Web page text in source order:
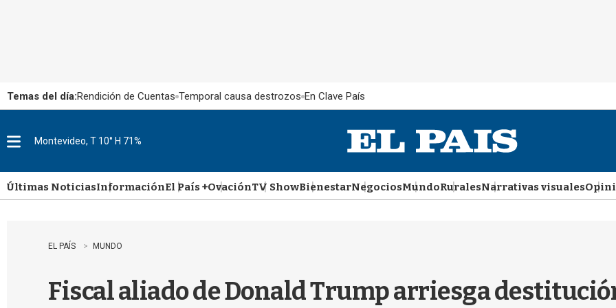
Temas del día:Rendición de Cuentas Temporal causa destrozos En Clave País
u
Montevideo, T 10° H 71%
Últimas NoticiasInformaciónEl País +OvaciónTV ShowBienestarNegociosMundoRuralesNarrativas visuales
EL PAÍS MUNDO
Fiscal aliado de Donald Trump arriesga